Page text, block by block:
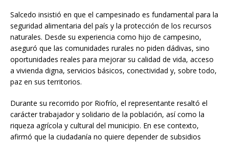
Salcedo insistió en que el campesinado es fundamental para la
seguridad alimentaria del país y la protección de los recursos
naturales. Desde su experiencia como hijo de campesino,
aseguró que las comunidades rurales no piden dádivas, sino
oportunidades reales para mejorar su calidad de vida, acceso
a vivienda digna, servicios básicos, conectividad y, sobre todo,
paz en sus territorios.
Durante su recorrido por Riofrío, el representante resaltó el
carácter trabajador y solidario de la población, así como la
riqueza agrícola y cultural del municipio. En ese contexto,
afirmó que la ciudadanía no quiere depender de subsidios